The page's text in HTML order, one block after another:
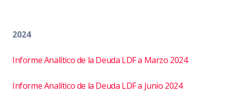
2024
Informe Analítico de la Deuda LDF a Marzo 2024
Informe Analítico de la Deuda LDF a Junio 2024